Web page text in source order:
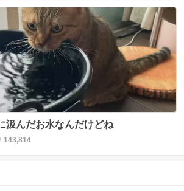
汲んだお水なんだけどね
143,814